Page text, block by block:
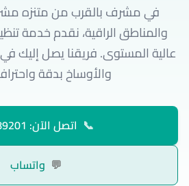
في مشرف بالقرب من متنزه
والمناطق الراقية، نقدم خدمة
والأوساخ بدقة
📞 اتصل الآن: 65089201
💬 واتساب